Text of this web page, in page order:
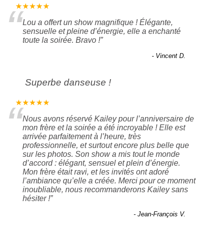
★★★★★
“Lou a offert un show magnifique ! Élégante,
sensuelle et pleine d’énergie, elle a enchanté
toute la soirée. Bravo !”
- Vincent D.
Superbe danseuse !
★★★★★
“Nous avons réservé Kailey pour l’anniversaire de
mon frère et la soirée a été incroyable ! Elle est
arrivée parfaitement à l’heure, très
professionnelle, et surtout encore plus belle que
sur les photos. Son show a mis tout le monde
d’accord : élégant, sensuel et plein d’énergie.
Mon frère était ravi, et les invités ont adoré
l’ambiance qu’elle a créée. Merci pour ce moment
inoubliable, nous recommanderons Kailey sans
hésiter !”
- Jean-François V.